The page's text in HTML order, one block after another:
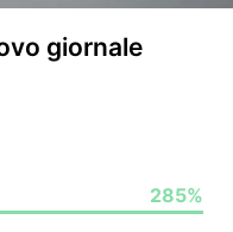
giornale
285%